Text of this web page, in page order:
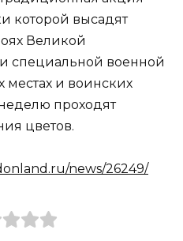
которой высадят
Великой
специальной военной
и воинских
проходят
цветов.
news/26249/